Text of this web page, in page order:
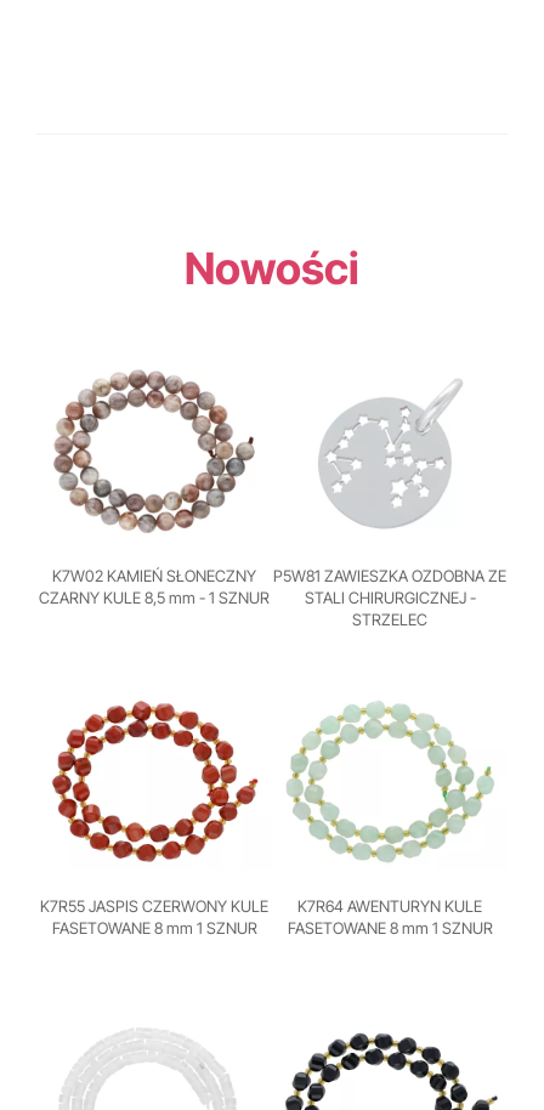
Nowości
K7W02 KAMIEŃ SŁONECZNY
CZARNY KULE 8,5 mm - 1 SZNUR
P5W81 ZAWIESZKA OZDOBNA ZE
STALI CHIRURGICZNEJ -
STRZELEC
K7R55 JASPIS CZERWONY KULE
FASETOWANE 8 mm 1 SZNUR
K7R64 AWENTURYN KULE
FASETOWANE 8 mm 1 SZNUR